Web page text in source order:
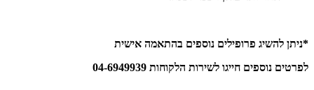
*ניתן להשיג פרופילים נוספים בהתאמה אישית
לפרטים נוספים חייגו לשירות הלקוחות 04-6949939